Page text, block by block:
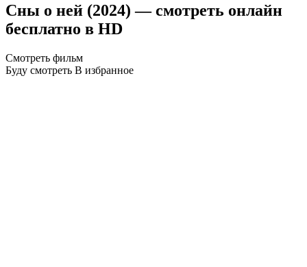
Сны о ней (2024) — смотреть онлайн
бесплатно в HD
Смотреть фильм
Буду смотреть В избранное